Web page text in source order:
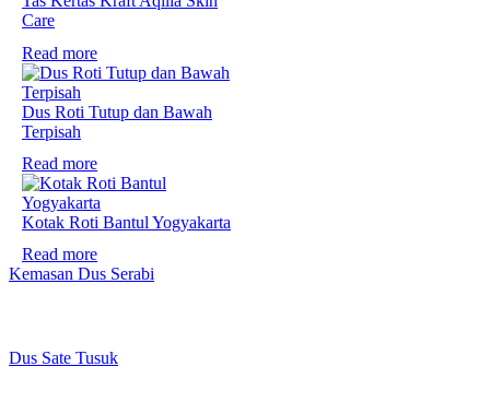
Care
Read more
Dus Roti Tutup dan Bawah
Terpisah
Read more
Kotak Roti Bantul Yogyakarta
Read more
Kemasan Dus Serabi
Dus Sate Tusuk